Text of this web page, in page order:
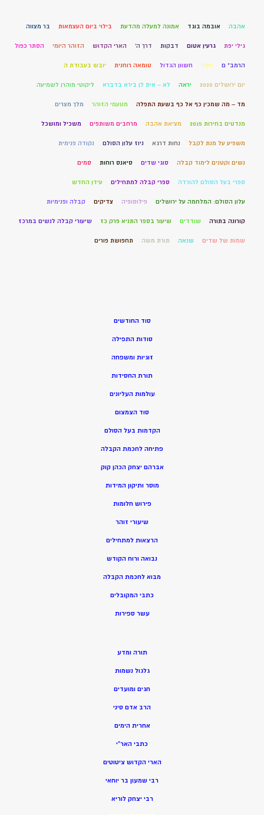
אהבה אובמה בוגד אמונה למעלה מהדעת בילוי ביום העצמאות בר מצווה
גילי יפת גרעין אטום דבקות דרך ה' הארי הקדוש הזוהר היומי הסתר כפול
הרמב" ם חסד חשוון הגדול טומאה רוחנית יובש בעבודת ה
יום ירושלים 2020 יראה לא – אית לן בירא בדברא ליקוטי מוהרן לשמיעה
מד – מה שמכין כף אל כף בשעת התפלה מטעמי הזוהר מלך מצרים
מנדטים בחירות 2015 מציאת אהבה מרחבים משותפים משכיל ומושכל
משפיע על מנת לקבל נחות דרגא ניוז עלון הסולם נקודה פנימית
נשים וקטנים לימוד קבלה סוגי שדים סיאנס רוחות סמים
ספרי בעל הסולם להורדה ספרי קבלה למתחילים עידן החדש
עלון הסולם: המלחמה על ירושלים פילוסופיה צדיקים קבלה ופנימיות
קורונה בתורה שודדים שיעור בספר התניא פרק כז שיעורי קבלה לנשים במרכז
שמות של שדים שנאה תורת משה תחפושת פורים
סוד החודשים
סודות התפילה
זוגיות ומשפחה
תורת החסידות
עולמות העליונים
סוד הצמצום
הקדמות בעל הסולם
פתיחה לחכמת הקבלה
אברהם יצחק הכהן קוק
מוסר ותיקון המידות
פירוש חלומות
שיעורי זוהר
הרצאות למתחילים
נבואה ורוח הקודש
מבוא לחכמת הקבלה
כתבי המקובלים
עשר ספירות
תורה ומדע
גלגול נשמות
חגים ומועדים
הרב אדם סיני
אחרית הימים
כתבי האר”י
הארי הקדוש ציטוטים
רבי שמעון בר יוחאי
רבי יצחק לוריא